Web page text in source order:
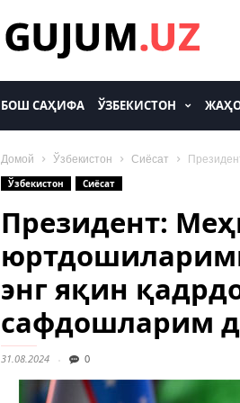
БОШ САҲИФА ЎЗБЕКИСТОН
Домой Ўзбекистон Сиёсат
Ўзбекистон
Сиёсат
Президент:
энг яқин
сафдошларим
31.08.2024 0